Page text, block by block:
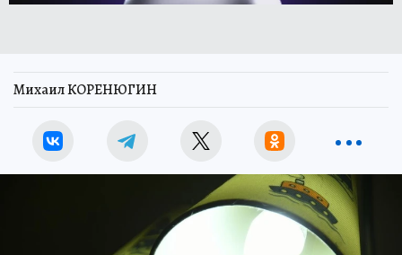
Михаил КОРЕНЮГИН